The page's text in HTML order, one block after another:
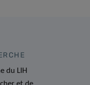
du LIH